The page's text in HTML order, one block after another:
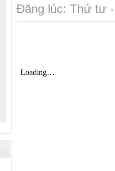
Đăng lúc: Thứ tư